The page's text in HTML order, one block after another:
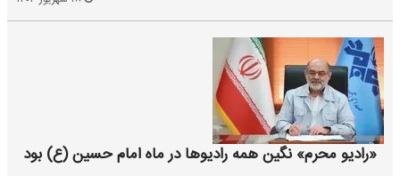
«رادیو محرم» نگین همه رادیوها در ماه امام حسین (ع) بود